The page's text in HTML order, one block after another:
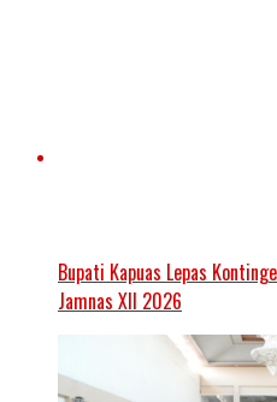
Bupati Kapuas Lepas
Jamnas XII 2026